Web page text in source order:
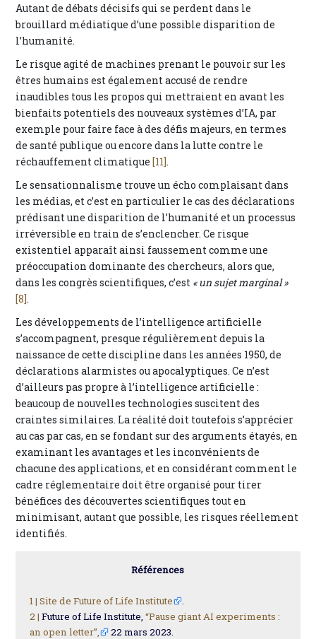
Autant de débats décisifs qui se perdent dans le
brouillard médiatique d’une possible disparition de
l’humanité.
Le risque agité de machines prenant le pouvoir sur les
êtres humains est également accusé de rendre
inaudibles tous les propos qui mettraient en avant les
bienfaits potentiels des nouveaux systèmes d’IA, par
exemple pour faire face à des défis majeurs, en termes
de santé publique ou encore dans la lutte contre le
réchauffement climatique [11].
Le sensationnalisme trouve un écho complaisant dans
les médias, et c’est en particulier le cas des déclarations
prédisant une disparition de l’humanité et un processus
irréversible en train de s’enclencher. Ce risque
existentiel apparaît ainsi faussement comme une
préoccupation dominante des chercheurs, alors que,
dans les congrès scientifiques, c’est « un sujet marginal »
[8].
Les développements de l’intelligence artificielle
s’accompagnent, presque régulièrement depuis la
naissance de cette discipline dans les années 1950, de
déclarations alarmistes ou apocalyptiques. Ce n’est
d’ailleurs pas propre à l’intelligence artificielle :
beaucoup de nouvelles technologies suscitent des
craintes similaires. La réalité doit toutefois s’apprécier
au cas par cas, en se fondant sur des arguments étayés, en
examinant les avantages et les inconvénients de
chacune des applications, et en considérant comment le
cadre réglementaire doit être organisé pour tirer
bénéfices des découvertes scientifiques tout en
minimisant, autant que possible, les risques réellement
identifiés.
Références
1 | Site de Future of Life Institute
.
2 | Future of Life Institute,“Pause giant AI experiments :
an open letter”,
22 mars 2023.